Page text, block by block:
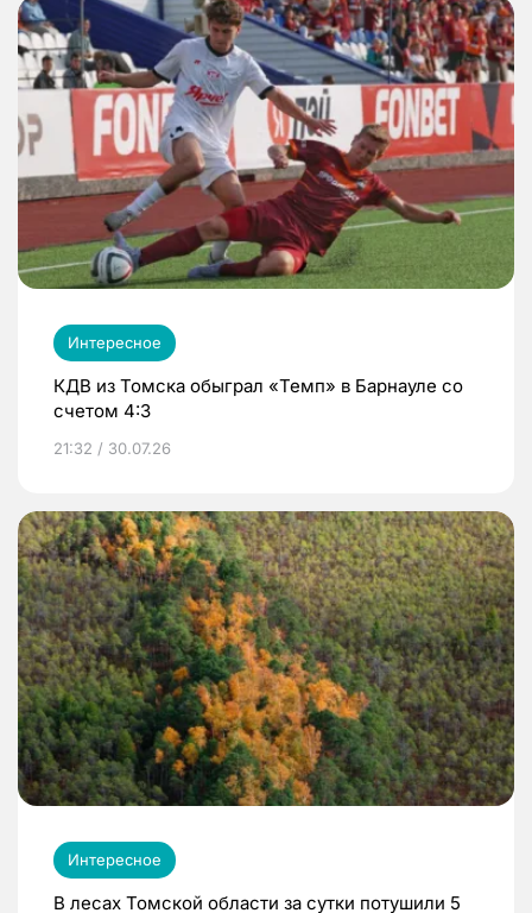
Интересное
КДВ из Томска обыграл «Темп» в Барнауле со
счетом 4:3
21:32 / 30.07.26
Интересное
В лесах Томской области за сутки потушили 5